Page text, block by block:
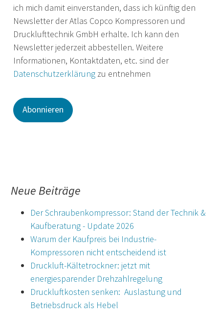
ich mich damit einverstanden, dass ich künftig den
Newsletter der Atlas Copco Kompressoren und
Drucklufttechnik GmbH erhalte. Ich kann den
Newsletter jederzeit abbestellen. Weitere
Informationen, Kontaktdaten, etc. sind der
Datenschutzerklärungzu entnehmen
Neue Beiträge
Der Schraubenkompressor: Stand der Technik &
Kaufberatung - Update 2026
Warum der Kaufpreis bei Industrie-
Kompressoren nicht entscheidend ist
Druckluft-Kältetrockner: jetzt mit
energiesparender Drehzahlregelung
Druckluftkosten senken: Auslastung und
Betriebsdruck als Hebel